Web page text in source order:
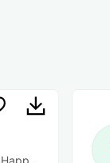
民谣吉他，带